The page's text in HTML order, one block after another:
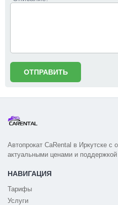
Автопрокат CaRental в Иркутске с
актуальными ценами и поддержкой
НАВИГАЦИЯ
Тарифы
Услуги